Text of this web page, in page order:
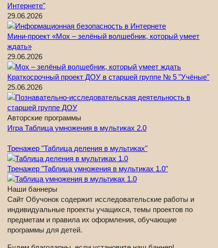
Интернете"
29.06.2026
Мини-проект «Мох – зелёный волшебник, который умеет
ждать»
29.06.2026
Краткосрочный проект ДОУ в старшей группе № 5 "Учёные"
25.06.2026
Авторские программы
Игра Таблица умножения в мультиках 2.0
Тренажер "Таблица деления в мультиках"
Тренажер "Таблица умножения в мультиках 1.0"
Наши баннеры
Сайт Обучонок содержит исследовательские работы и
индивидуальные проекты учащихся, темы проектов по
предметам и правила их оформления, обучающие
программы для детей.